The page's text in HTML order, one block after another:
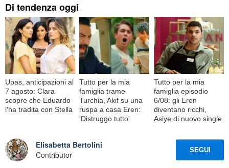
Di tendenza oggi
Upas, anticipazioni al
7 agosto: Clara
scopre che Eduardo
l'ha tradita con Stella
Tutto per la mia
famiglia trame
Turchia, Akif su una
ruspa a casa Eren:
'Distruggo tutto'
Tutto per la mia
famiglia episodio
6/08: gli Eren
diventano ricchi,
Asiye di nuovo single
Elisabetta Bertolini
Contributor
SEGUI